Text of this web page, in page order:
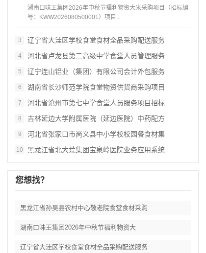
湖南口味王集团2026年中秋节福利物资大米采购项目（招标编
号：KWW2026080500001）项目...
3 辽宁省大洼区学校食堂食材全品采购配送服务
4 河北省卢龙县第二高级中学食堂人员管理服务
5 辽宁连山铝业（集团）有限公司会计外包服务
6 湖南省长沙师范学院食堂物资供货商采购项目
7 河北省沧州市第七中学食堂人员服务项目招标
8 吉林延边大学附属医院（延边医院）中药配方
9 河北省张家口市尚义县中小学校校园餐食材集
10 黑龙江省北大荒集团宝泉岭医院业务应用系统
您想找？
黑龙江省孙吴县农村中心敬老院食堂食材采购
湖南口味王集团2026年中秋节福利物资大
辽宁省大洼区学校食堂食材全品采购配送服务